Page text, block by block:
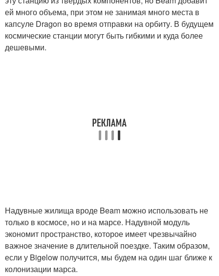
ей много объема, при этом не занимая много места в
капсуле Dragon во время отправки на орбиту. В будущем
космические станции могут быть гибкими и куда более
дешевыми.
Надувные жилища вроде Beam можно использовать не
только в космосе, но и на марсе. Надувной модуль
экономит пространство, которое имеет чрезвычайно
важное значение в длительной поездке. Таким образом,
если у Bigelow получится, мы будем на один шаг ближе к
колонизации марса.